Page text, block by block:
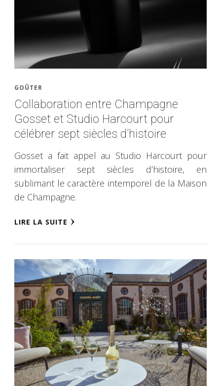
GOÛTER
Collaboration entre Champagne
Gosset et Studio Harcourt pour
célébrer sept siècles d’histoire
Gosset a fait appel au Studio Harcourt pour
immortaliser sept siècles d’histoire, en
sublimant le caractère intemporel de la Maison
de Champagne.
LIRE LA SUITE